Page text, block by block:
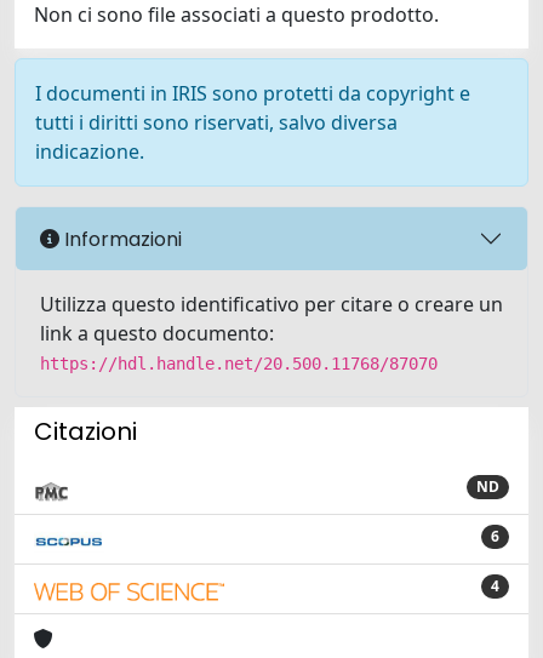
Non ci sono file associati a questo prodotto.
I documenti in IRIS sono protetti da copyright e
tutti i diritti sono riservati, salvo diversa
indicazione.
Informazioni
Utilizza questo identificativo per citare o creare un
link a questo documento:
https://hdl.handle.net/20.500.11768/87070
Citazioni
ND
6
4